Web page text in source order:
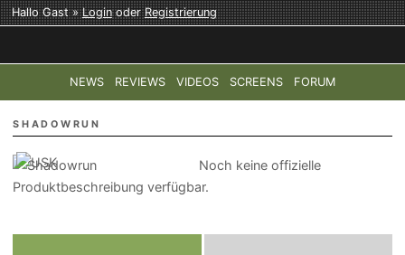
Hallo Gast »LoginoderRegistrierung
NEWS REVIEWS VIDEOS SCREENS FORUM
TOP-THEMEN: COD: MODERN WARFARE 4 HALO:
SHADOWRUN
Noch keine offizielle
Produktbeschreibung verfügbar.